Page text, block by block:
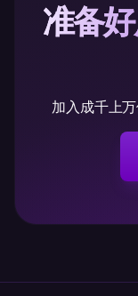
准备
加入成千上